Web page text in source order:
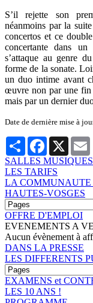
S’il rejette son
néanmoins par la
concertos et ce
concertante dans un
s’attaque au genre
forme de la sonate.
un duo intime avant
œuvre non par une fin
mais par un dernier
Date de dernière mise à
PartagerFacebook
X
SALLES
LES TARIFS
LA COMMUNAUTE
HAUTES-VOSGES
OFFRE D'EMPLOI
EVENEMENTS A
Aucun évènement à
DANS LA PRESSE
LES DIFFERENTS
EXAMENS et
LES 10 ANS !